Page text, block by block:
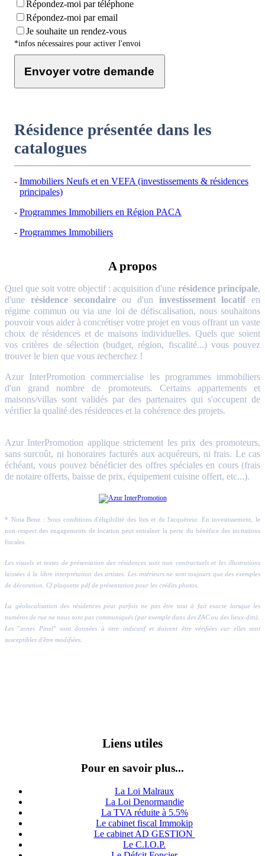
Répondez-moi par téléphone
Répondez-moi par email
Je souhaite un rendez-vous
*infos nécessaires pour activer l'envoi
Envoyer votre demande
Résidence présentée dans les
catalogues
Immobiliers Neufs et en VEFA (investissements & résidences
principales)
Programmes Immobiliers en Région PACA
Programmes Immobiliers
A propos
Quel que soit votre objectif : acquisition d'une résidence principale,
d'une résidence secondaire ou d'un investissement locatifen
régime commun ou via une loi de défiscalisation, nous souhaitons
pouvoir vous aider à concrétiser votre projet en vous offrant un vaste
choix de résidences et de maisons individuelles. Quels que soient
vos critères de sélection (budget, région, fiscalité...) vous pouvez
trouver le bien que vous recherchez !
Azur InterPromotion commercialise les programmes immobiliers
d'un grand nombre de promoteurs. Certains appartements et
maisons/villas sont validés par des partenaires qui s'occupent de
vérifier la qualité des résidences et la cohérence des projets.
Azur InterPromotion applique strictement les prix des promoteurs,
sans surcoût, ni honoraires facturés aux acquéreurs, ni frais. Le cas
échéant, vous pouvez bénéficier des offres spéciales en cours (frais
de notaire offerts, baisse de prix, équipement cuisine offert, etc...).
* Nota Bene : Sous conditions d'éligibilité des lots et de l'acquéreur. En investissement, le
non-respect des engagements de location peut entraîner la perte du bénéfice des incitations
fiscales.
Les visuels et textes de présentation des résidences sont non contractuels et les illustrations
laissées à la libre interprétation des artistes. Les intérieurs ne sont toujours que des exemples
de décoration. Cf plaquette pdf de présentation pour les crédits photos.
La géolocalisation des résidences peut parfois ne pas être tout à fait exacte lorsque les
numéros de rue ne nous sont pas communiqués (par exemple dans des ZAC ou des lieux-dits).
Les "zones Pinel" sont données à titre indicatif et doivent être vérifiées car elles sont
susceptibles d'être modifiées.
Liens utiles
Pour en savoir plus...
La Loi Malraux
La Loi Denormandie
La TVA réduite à 5.5%
Le cabinet fiscal Immokip
Le cabinet AD GESTION
Le C.I.O.P.